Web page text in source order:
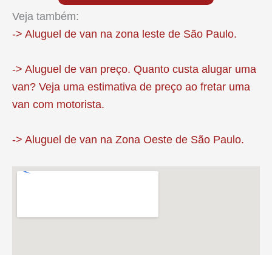
Veja também:
-> Aluguel de van na zona leste de São Paulo.
-> Aluguel de van preço. Quanto custa alugar uma
van? Veja uma estimativa de preço ao fretar uma
van com motorista.
-> Aluguel de van na Zona Oeste de São Paulo.